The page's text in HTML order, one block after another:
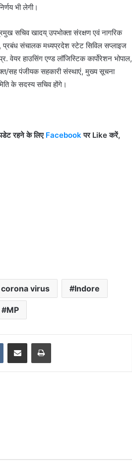
भी लेगी।
सचिव खादय् उपभोक्ता संरक्षण एवं नागरिक
प्रबंध संचालक मध्यप्रदेश स्टेट सिविल सप्लाइज
हाउसिंग एण्ड लॉजिस्टिक कार्पोरेशन भोपाल,
सह पंजीयक सहकारी संस्थाएं, मुख्य सूचना
के सदस्य सचिव होंगे।
रहने के लिए Facebook पर Likeकरें,
virus Indore
MP